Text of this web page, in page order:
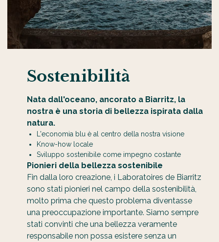
Sostenibilità
Nata dall'oceano, ancorato a Biarritz, la
nostra è una storia di bellezza ispirata dalla
natura.
L'economia blu è al centro della nostra visione
Know-how locale
Sviluppo sostenibile come impegno costante
Pionieri della bellezza sostenibile
Fin dalla loro creazione, i Laboratoires de Biarritz
sono stati pionieri nel campo della sostenibilità,
molto prima che questo problema diventasse
una preoccupazione importante. Siamo sempre
stati convinti che una bellezza veramente
responsabile non possa esistere senza un